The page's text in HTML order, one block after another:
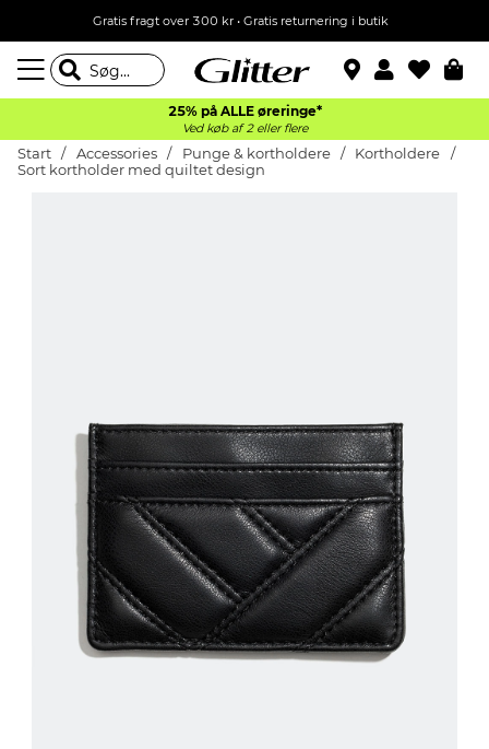
Gratis fragt over 300 kr • Gratis returnering i butik
25% på ALLE øreringe*
Ved køb af 2 eller flere
Start Accessories Punge & kortholdere
Kortholdere
Sort kortholder med quiltet design